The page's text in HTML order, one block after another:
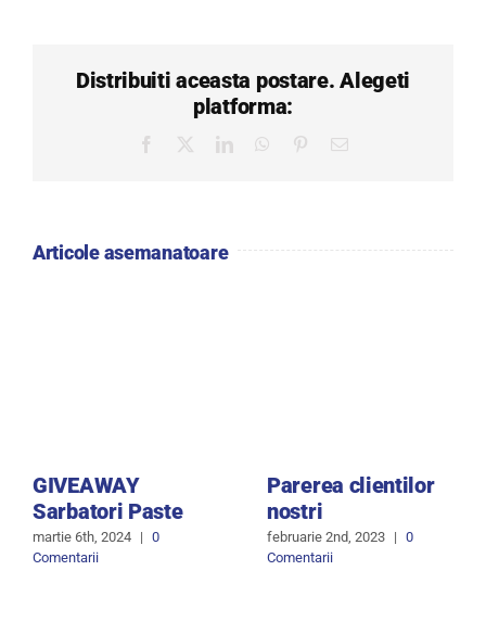
Distribuiti aceasta postare. Alegeti
platforma:
Facebook LinkedInWhatsApp
Pinterest
E-
Articole asemanatoare
GIVEAWAY
Sarbatori Paste
martie 6th, 2024 | 0
Comentarii
Parerea clientilor
nostri
februarie 2nd, 2023 | 0
Comentarii